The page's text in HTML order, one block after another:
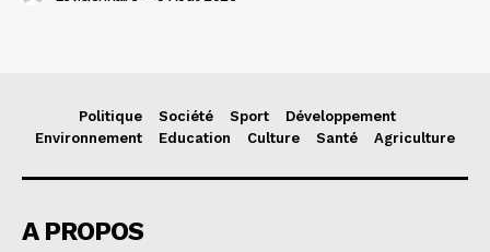
Politique Société Sport
Développement
Environnement
Education Culture Santé Agriculture
A PROPOS